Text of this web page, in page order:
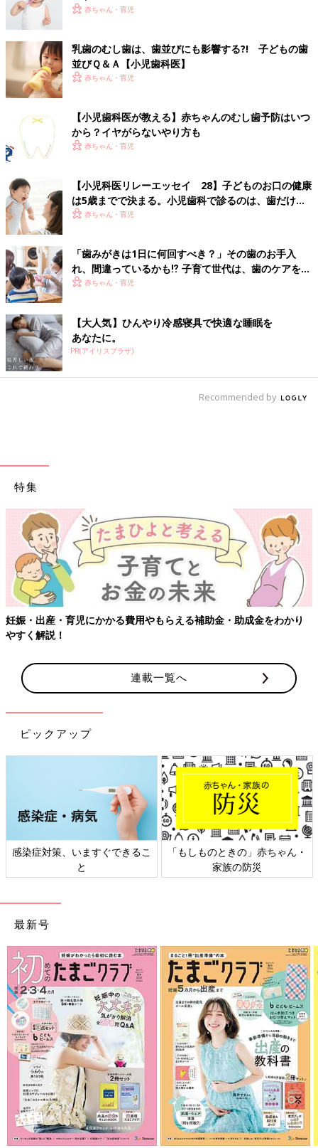
赤ちゃん・育児
乳歯のむし歯は、歯並びにも影響する?! 子どもの歯
並びＱ＆Ａ【小児歯科医】
赤ちゃん・育児
【小児歯科医が教える】赤ちゃんのむし歯予防はいつ
から？イヤがらないやり方も
赤ちゃん・育児
【小児科医リレーエッセイ 28】子どものお口の健康
は5歳までで決まる。小児歯科で診るのは、歯だけじ
ゃない
赤ちゃん・育児
「歯みがきは1日に何回すべき？」その歯のお手入
れ、間違っているかも⁉ 子育て世代は、歯のケアをア
ップデートして
赤ちゃん・育児
【大人気】ひんやり冷感寝具で快適な睡眠を
あなたに。
PR(アイリスプラザ)
Recommended by
特集
妊娠・出産・育児にかかる費用やもらえる補助金・助成金をわかり
やすく解説！
連載一覧へ
ピックアップ
感染症対策、いますぐできるこ
と
「もしものときの」赤ちゃん・
家族の防災
最新号